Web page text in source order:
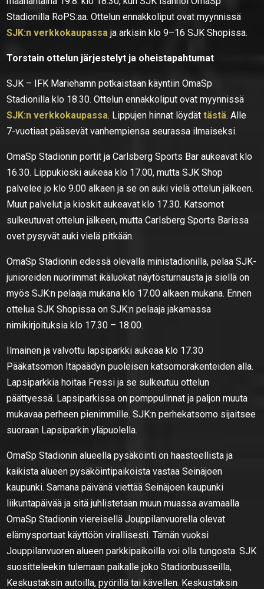
Stadionilla RoPS:aa. Ottelun ennakkoliput ovat myynnissä
SJK:n verkkokaupassa ja arkisin klo 9–16 SJK Shopissa.
Torstain ottelun järjestelyt ja oheistapahtumat
SJK – IFK Mariehamn potkaistaan käyntiin OmaSp
Stadionilla klo 18.30. Ottelun ennakkoliput ovat myynnissä
SJK:n verkkokaupassa. Lippujen hinnat löydättästä. Alle
7-vuotiaat pääsevät vanhempiensa seurassa ilmaiseksi.
OmaSp Stadionin portit ja Carlsberg Sports Bar aukeavat klo
16.30. Lippukioski aukeaa klo 17.00, mutta SJK Shop
palvelee jo klo 9.00 alkaen ja se on auki vielä ottelun jälkeen.
Muut palvelut ja kioskit aukeavat klo 17.30. Katsomot
sulkeutuvat ottelun jälkeen, mutta Carlsberg Sports Barissa
ovet pysyvät auki vielä pitkään.
OmaSp Stadionin edessä olevalla ministadionilla, pelaa SJK-
junioreiden nuorimmat ikäluokat näytösturnausta ja siellä on
myös SJK:n pelaaja mukana klo 17.00 alkaen mukana. Ennen
ottelua SJK Shopissa on SJK:n pelaaja jakamassa
nimikirjoituksia klo 17.30 – 18.00.
Ilmainen ja valvottu lapsiparkki aukeaa klo 17.30
Pääkatsomon Itäpäädyn puoleisen katsomorakenteiden alla.
Lapsiparkkia hoitaa Fressi ja se sulkeutuu ottelun
päättyessä. Lapsiparkissa on pomppulinnat ja paljon muuta
mukavaa perheen pienimmille. SJK:n perhekatsomo sijaitsee
suoraan Lapsiparkin yläpuolella.
OmaSp Stadionin alueella pysäköinti on haasteellista ja
kaikista alueen pysäköintipaikoista vastaa Seinäjoen
kaupunki. Samana päivänä viettää Seinäjoen kaupunki
liikuntapäivää ja sitä juhlistetaan muun muassa avamaalla
OmaSp Stadionin viereisellä Jouppilanvuorella olevat
elämysportaat käyttöön virallisesti. Tämän vuoksi
Jouppilanvuoren alueen parkkipaikoilla voi olla tungosta. SJK
suositteleekin tulemaan paikalle joko Stadionbusseilla,
Keskustaksin autoilla, pyörillä tai kävellen. Keskustaksin